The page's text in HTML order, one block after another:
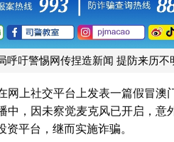
呼吁警惕网传捏造新闻 提防来历不
网上社交平台上发表一篇假冒澳
中，因未察觉麦克风已开启，意
平台，继而实施诈骗。